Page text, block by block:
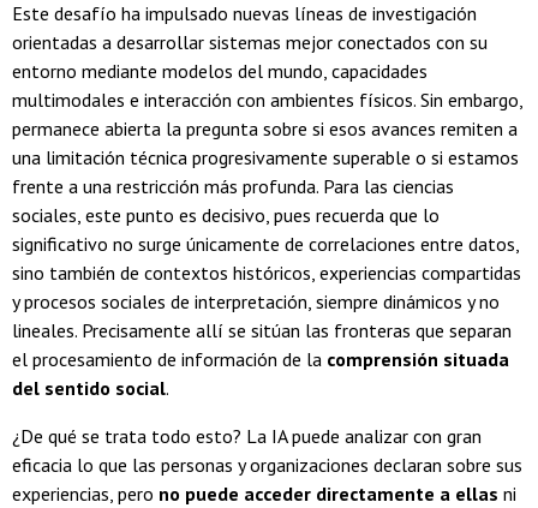
Este desafío ha impulsado nuevas líneas de investigación
orientadas a desarrollar sistemas mejor conectados con su
entorno mediante modelos del mundo, capacidades
multimodales e interacción con ambientes físicos. Sin embargo,
permanece abierta la pregunta sobre si esos avances remiten a
una limitación técnica progresivamente superable o si estamos
frente a una restricción más profunda. Para las ciencias
sociales, este punto es decisivo, pues recuerda que lo
significativo no surge únicamente de correlaciones entre datos,
sino también de contextos históricos, experiencias compartidas
y procesos sociales de interpretación, siempre dinámicos y no
lineales. Precisamente allí se sitúan las fronteras que separan
el procesamiento de información de la comprensión situada
del sentido social.
¿De qué se trata todo esto? La IA puede analizar con gran
eficacia lo que las personas y organizaciones declaran sobre sus
experiencias, pero no puede acceder directamente a ellas ni